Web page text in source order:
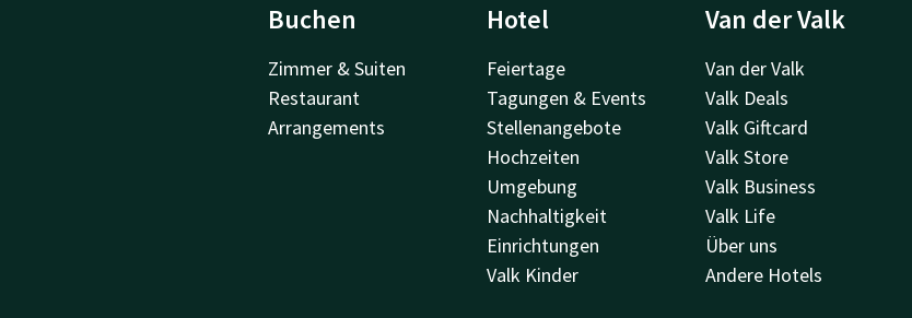
Buchen
Zimmer & Suiten
Restaurant
Arrangements
Hotel
Feiertage
Tagungen & Events
Stellenangebote
Hochzeiten
Umgebung
Nachhaltigkeit
Einrichtungen
Valk Kinder
Van der Valk
Van der Valk
Valk Deals
Valk Giftcard
Valk Store
Valk Business
Valk Life
Über uns
Andere Hotels